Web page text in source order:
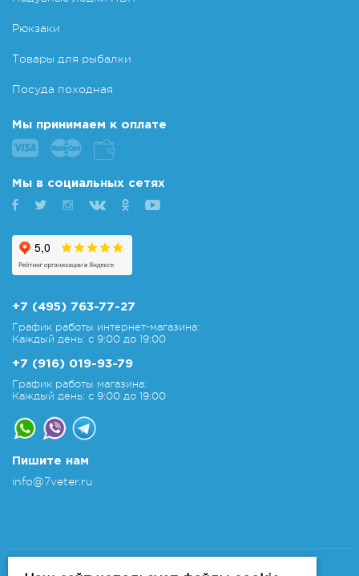
Рюкзаки
Товары для рыбалки
Посуда походная
Мы принимаем к оплате
Мы в социальных сетях
+7 (495) 763-77-27
График работы интернет-магазина:
Каждый день: с 9:00 до 19:00
+7 (916) 019-93-79
График работы магазина:
Каждый день: с 9:00 до 19:00
Пишите нам
info@7veter.ru